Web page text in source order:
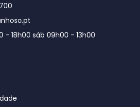
- 18h00 sáb 09h00 - 13h00